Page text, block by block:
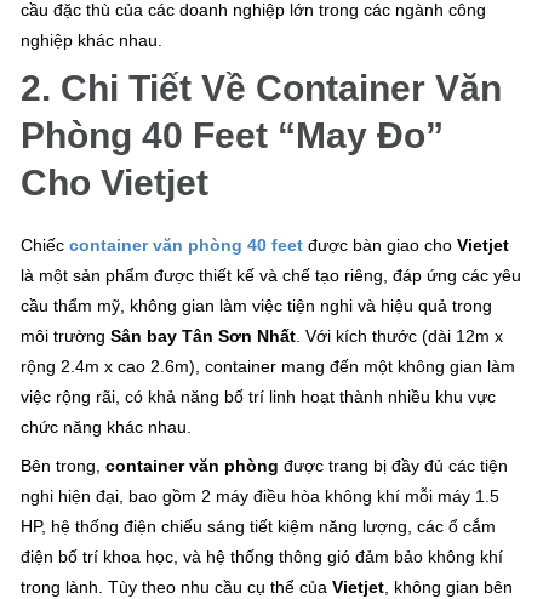
cầu đặc thù của các doanh nghiệp lớn trong các ngành công
nghiệp khác nhau.
2. Chi Tiết Về Container Văn
Phòng 40 Feet “May Đo”
Cho Vietjet
Chiếccontainer văn phòng 40 feet được bàn giao choVietjet
là một sản phẩm được thiết kế và chế tạo riêng, đáp ứng các yêu
cầu thẩm mỹ, không gian làm việc tiện nghi và hiệu quả trong
môi trườngSân bay Tân Sơn Nhất. Với kích thước (dài 12m x
rộng 2.4m x cao 2.6m), container mang đến một không gian làm
việc rộng rãi, có khả năng bố trí linh hoạt thành nhiều khu vực
chức năng khác nhau.
Bên trong,container văn phòng được trang bị đầy đủ các tiện
nghi hiện đại, bao gồm 2 máy điều hòa không khí mỗi máy 1.5
HP, hệ thống điện chiếu sáng tiết kiệm năng lượng, các ổ cắm
điện bố trí khoa học, và hệ thống thông gió đảm bảo không khí
trong lành. Tùy theo nhu cầu cụ thể củaVietjet, không gian bên